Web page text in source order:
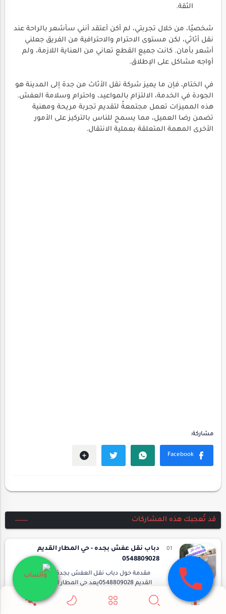
الثقة.
شخصيًا، من خلال تجربتي، لم أكن أعتقد أنني سأشعر بالراحة عند
نقل أثاثي، لكن مستوى الاحترام والاحترافية من الفريق جعلني
أشعر بأمان. كانت جميع القطع تعاني من العناية اللازمة، ولم
أواجه مشاكل على الإطلاق.
في الختام، فإن ما يميز شركة نقل الأثاث من جدة إلى المدينة هو
الجودة في الخدمة، الالتزام بالمواعيد، واحترام وسلامة العفش.
هذه المميزات تعمل مجتمعةً لتقديم تجربة مريحة ومهنية
تضمن رضا العميل، مما يسمح للناس بالتركيز على الأمور
الأخرى المهمة المتعلقة بعملية الانتقال.
قد تُعجبك هذه المشاركات
دباب نقل عفش بجده - حي المطار القديم
0548809028
مقدمة حول دباب نقل العفش بجدةحي المطار
القديم 0548809028يعد حي المطار القديم في جدة
من المناطق الحيوية التي تشهد حركة نشطة في
نقل العفش.دباب نقل عفش بجده- حي ا…